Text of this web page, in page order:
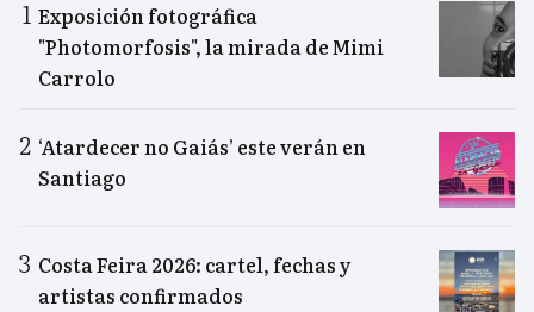
Exposición fotográfica
"Photomorfosis", la mirada de Mimi
Carrolo
‘Atardecer no Gaiás’ este verán en
Santiago
Costa Feira 2026: cartel, fechas y
artistas confirmados